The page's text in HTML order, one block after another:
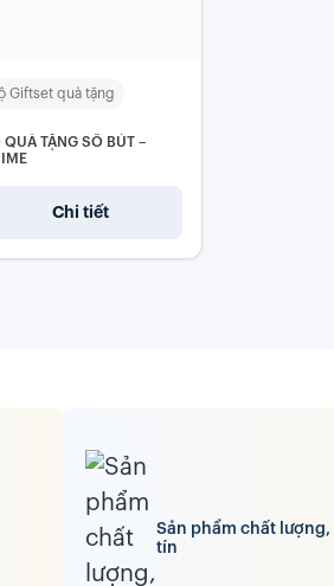
Giftset quà tặng
QUÀ TẶNG SỔ BÚT –
Chi tiết
Sản phẩm chất lượng,
tín